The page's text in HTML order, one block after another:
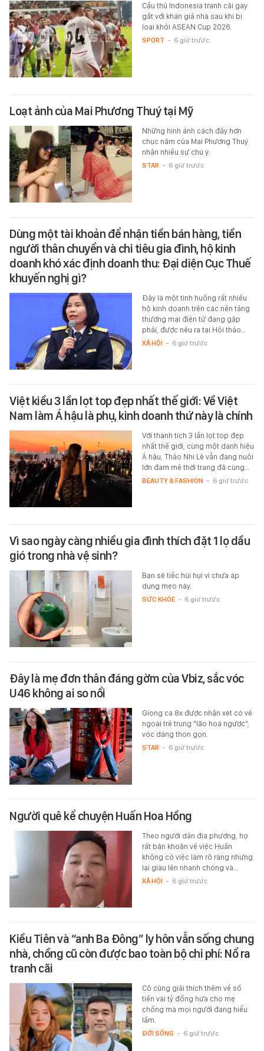
Cầu thủ Indonesia tranh cãi gay
gắt với khán giả nhà sau khi bị
loại khỏi ASEAN Cup 2026.
SPORT - 6 giờ trước
Loạt ảnh của Mai Phương Thuý tại Mỹ
Những hình ảnh cách đây hơn
chục năm của Mai Phương Thuý
nhận nhiều sự chú ý.
STAR - 6 giờ trước
Dùng một tài khoản để nhận tiền bán hàng, tiền
người thân chuyển và chi tiêu gia đình, hộ kinh
doanh khó xác định doanh thu: Đại diện Cục Thuế
khuyến nghị gì?
Đây là một tình huống rất nhiều
hộ kinh doanh trên các nền tảng
thương mại điện tử đang gặp
phải, được nêu ra tại Hội thảo…
XÃ HỘI - 6 giờ trước
Việt kiều 3 lần lọt top đẹp nhất thế giới: Về Việt
Nam làm Á hậu là phụ, kinh doanh thứ này là chính
Với thành tích 3 lần lọt top đẹp
nhất thế giới, cùng một danh hiệu
Á hậu, Thảo Nhi Lê vẫn đang nuôi
lớn đam mê thời trang đã cùng…
BEAUTY & FASHION - 6 giờ trước
Vì sao ngày càng nhiều gia đình thích đặt 1 lọ dầu
gió trong nhà vệ sinh?
Bạn sẽ tiếc hùi hụi vì chưa áp
dụng mẹo này.
SỨC KHỎE - 6 giờ trước
Đây là mẹ đơn thân đáng gờm của Vbiz, sắc vóc
U46 không ai so nổi
Giọng ca 8x được nhận xét có vẻ
ngoài trẻ trung "lão hoá ngược",
vóc dáng thon gọn.
STAR - 6 giờ trước
Người quê kể chuyện Huấn Hoa Hồng
Theo người dân địa phương, họ
rất băn khoăn về việc Huấn
không có việc làm rõ ràng nhưng
lại giàu lên nhanh chóng và…
XÃ HỘI - 6 giờ trước
Kiều Tiên và “anh Ba Đông” ly hôn vẫn sống chung
nhà, chồng cũ còn được bao toàn bộ chi phí: Nổ ra
tranh cãi
Cô cũng giải thích thêm về số
tiền vài tỷ đồng hứa cho mẹ
chồng mà mọi người đang hiểu
lầm.
ĐỜI SỐNG - 6 giờ trước